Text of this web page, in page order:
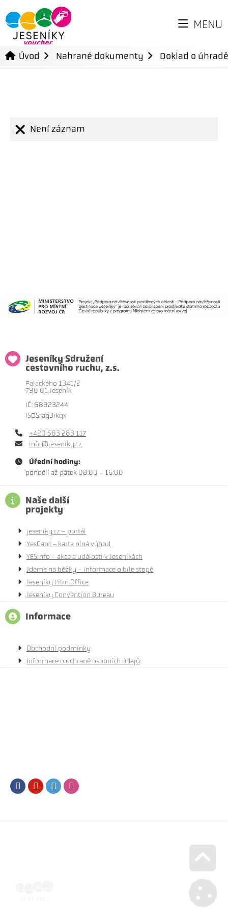
MENU
Úvod Nahrané dokumenty Doklad o
Není záznam
Jeseníky Sdružení
cestovního ruchu, z.s.
Palackého 1341/2
790 01 Jeseník
IČ: 68923244
ISDS: aq3ikqx
+420 583 283 117
info@jeseniky.cz
Úřední hodiny:
pondělí až pátek 08:00 - 16:00
Naše další
projekty
jeseniky.cz - portál
YesCard - karta plná výhod
YESinfo - akce a události v Jeseníkách
Jdeme na běžky - informace o bíle stopě
Jeseníky Film Office
Jeseníky Convention Bureau
Informace
Obchodní podmínky
Informace o ochraně osobních údajů
FacebookYoutubeTwitter
Go